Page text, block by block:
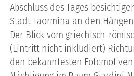
Abschluss des Tages
Stadt Taormina an den
Der Blick vom griechisch-
(Eintritt nicht inkludiert)
den bekanntesten